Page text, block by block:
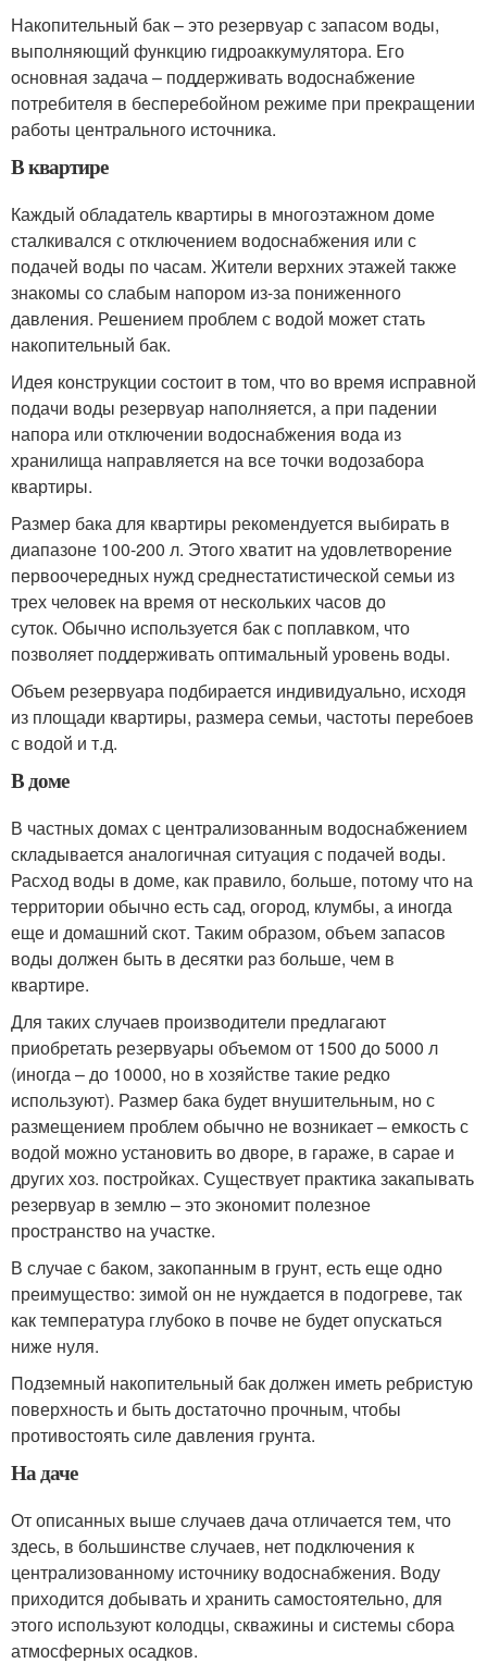
Накопительный бак – это резервуар с запасом воды,
выполняющий функцию гидроаккумулятора. Его
основная задача – поддерживать водоснабжение
потребителя в бесперебойном режиме при прекращении
работы центрального источника.
В квартире
Каждый обладатель квартиры в многоэтажном доме
сталкивался с отключением водоснабжения или с
подачей воды по часам. Жители верхних этажей также
знакомы со слабым напором из-за пониженного
давления. Решением проблем с водой может стать
накопительный бак.
Идея конструкции состоит в том, что во время исправной
подачи воды резервуар наполняется, а при падении
напора или отключении водоснабжения вода из
хранилища направляется на все точки водозабора
квартиры.
Размер бака для квартиры рекомендуется выбирать в
диапазоне 100-200 л. Этого хватит на удовлетворение
первоочередных нужд среднестатистической семьи из
трех человек на время от нескольких часов до
суток. Обычно используется бак с поплавком, что
позволяет поддерживать оптимальный уровень воды.
Объем резервуара подбирается индивидуально, исходя
из площади квартиры, размера семьи, частоты перебоев
с водой и т.д.
В доме
В частных домах с централизованным водоснабжением
складывается аналогичная ситуация с подачей воды.
Расход воды в доме, как правило, больше, потому что на
территории обычно есть сад, огород, клумбы, а иногда
еще и домашний скот. Таким образом, объем запасов
воды должен быть в десятки раз больше, чем в
квартире.
Для таких случаев производители предлагают
приобретать резервуары объемом от 1500 до 5000 л
(иногда – до 10000, но в хозяйстве такие редко
используют). Размер бака будет внушительным, но с
размещением проблем обычно не возникает – емкость с
водой можно установить во дворе, в гараже, в сарае и
других хоз. постройках. Существует практика закапывать
резервуар в землю – это экономит полезное
пространство на участке.
В случае с баком, закопанным в грунт, есть еще одно
преимущество: зимой он не нуждается в подогреве, так
как температура глубоко в почве не будет опускаться
ниже нуля.
Подземный накопительный бак должен иметь ребристую
поверхность и быть достаточно прочным, чтобы
противостоять силе давления грунта.
На даче
От описанных выше случаев дача отличается тем, что
здесь, в большинстве случаев, нет подключения к
централизованному источнику водоснабжения. Воду
приходится добывать и хранить самостоятельно, для
этого используют колодцы, скважины и системы сбора
атмосферных осадков.